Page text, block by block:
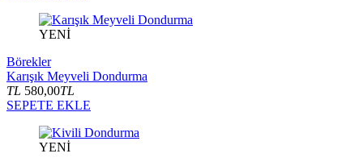
YENİ
Börekler
Karışık Meyveli Dondurma
TL 580,00TL
SEPETE EKLE
YENİ